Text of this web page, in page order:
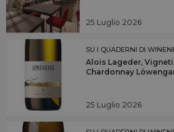
25 Luglio 2026
SU I QUADERNI DI
Alois Lageder,
Chardonnay
25 Luglio 2026